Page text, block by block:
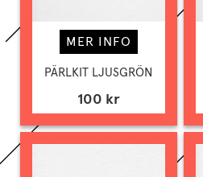
MER INFO
PÄRLKIT LJUSGRÖN
100 kr